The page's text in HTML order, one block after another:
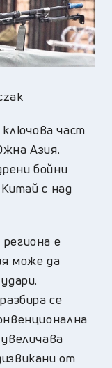
част
Азия.
бойни
с над
е
може да
се
от